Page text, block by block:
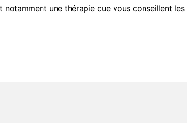
une thérapie que vous conseillent les